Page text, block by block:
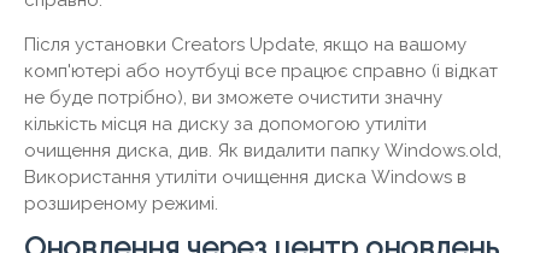
Після установки Creators Update, якщо на вашому
комп'ютері або ноутбуці все працює справно (і відкат
не буде потрібно), ви зможете очистити значну
кількість місця на диску за допомогою утиліти
очищення диска, див. Як видалити папку Windows.old,
Використання утиліти очищення диска Windows в
розширеному режимі.